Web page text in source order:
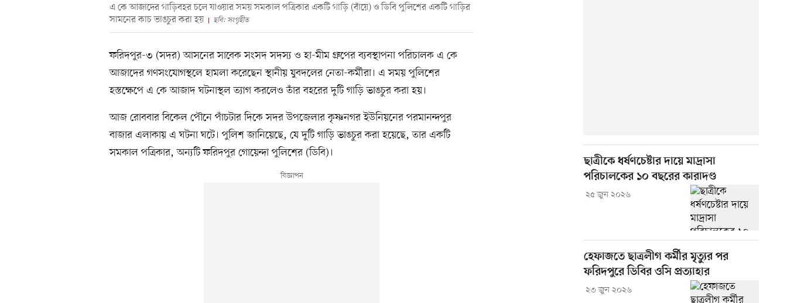
এ কে আজাদের গাড়িবহর চলে যাওয়ার সময় সমকাল পত্রিকার একটি গাড়ি (বাঁয়ে) ও ডিবি পুলিশের একটি গাড়ির
সামনের কাচ ভাঙচুর করা হয়
ছবি: সংগৃহীত
ফরিদপুর-৩ (সদর) আসনের সাবেক সংসদ সদস্য ও হা-মীম গ্রুপের ব্যবস্থাপনা পরিচালক এ কে
আজাদের গণসংযোগস্থলে হামলা করেছেন স্থানীয় যুবদলের নেতা-কর্মীরা। এ সময় পুলিশের
হস্তক্ষেপে এ কে আজাদ ঘটনাস্থল ত্যাগ করলেও তাঁর বহরের দুটি গাড়ি ভাঙচুর করা হয়।
আজ রোববার বিকেল পৌনে পাঁচটার দিকে সদর উপজেলার কৃষ্ণনগর ইউনিয়নের পরমানন্দপুর
বাজার এলাকায় এ ঘটনা ঘটে। পুলিশ জানিয়েছে, যে দুটি গাড়ি ভাঙচুর করা হয়েছে, তার একটি
সমকাল পত্রিকার, অন্যটি ফরিদপুর গোয়েন্দা পুলিশের (ডিবি)।
ছাত্রীকে ধর্ষণচেষ্টার দায়ে মাদ্রাসা
পরিচালকের ১০ বছরের কারাদণ্ড
২৫ জুন ২০২৬
হেফাজতে ছাত্রলীগ কর্মীর মৃত্যুর পর
ফরিদপুরে ডিবির ওসি প্রত্যাহার
২৩ জুন ২০২৬